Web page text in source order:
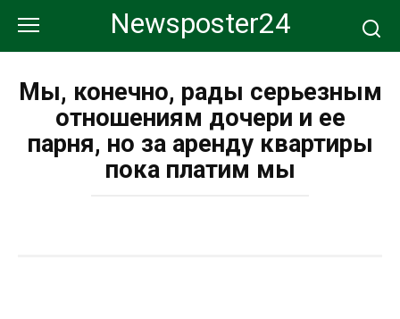
контенту
Newsposter24
Мы, конечно, рады серьезным
отношениям дочери и ее
парня, но за аренду квартиры
пока платим мы